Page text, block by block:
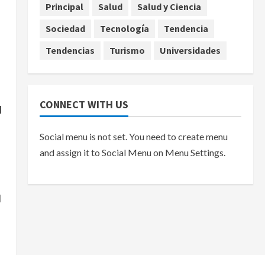
Principal
Salud
Salud y Ciencia
Sociedad
Tecnología
Tendencia
Tendencias
Turismo Universidades
CONNECT WITH US
Social menu is not set. You need to create menu
and assign it to Social Menu on Menu Settings.